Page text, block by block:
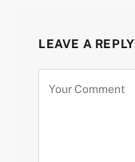
LEAVE A REPLY